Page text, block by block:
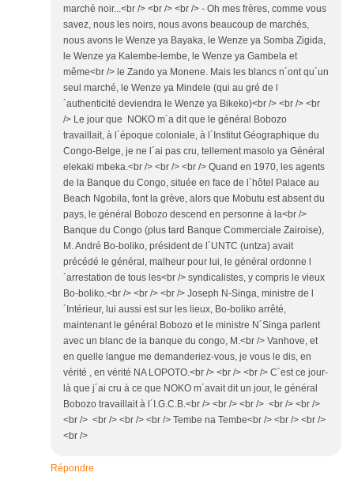
marché noir...<br /> <br /> <br /> - Oh mes frères, comme vous
savez, nous les noirs, nous avons beaucoup de marchés,
nous avons le Wenze ya Bayaka, le Wenze ya Somba Zigida,
le Wenze ya Kalembe-lembe, le Wenze ya Gambela et
même<br /> le Zando ya Monene. Mais les blancs n´ont qu´un
seul marché, le Wenze ya Mindele (qui au gré de l
´authenticité deviendra le Wenze ya Bikeko)<br /> <br /> <br
/> Le jour que NOKO m´a dit que le général Bobozo
travaillait, à l´époque coloniale, à l´Institut Géographique du
Congo-Belge, je ne l´ai pas cru, tellement masolo ya Général
elekaki mbeka.<br /> <br /> <br /> Quand en 1970, les agents
de la Banque du Congo, située en face de l´hôtel Palace au
Beach Ngobila, font la grève, alors que Mobutu est absent du
pays, le général Bobozo descend en personne à la<br />
Banque du Congo (plus tard Banque Commerciale Zairoise),
M. André Bo-boliko, président de l´UNTC (untza) avait
précédé le général, malheur pour lui, le général ordonne l
´arrestation de tous les<br /> syndicalistes, y compris le vieux
Bo-boliko.<br /> <br /> <br /> Joseph N-Singa, ministre de l
´Intérieur, lui aussi est sur les lieux, Bo-boliko arrêté,
maintenant le général Bobozo et le ministre N´Singa parlent
avec un blanc de la banque du congo, M.<br /> Vanhove, et
en quelle langue me demanderiez-vous, je vous le dis, en
vérité , en vérité NA LOPOTO.<br /> <br /> <br /> C´est ce jour-
là que j´ai cru à ce que NOKO m´avait dit un jour, le général
Bobozo travaillait à l´I.G.C.B.<br /> <br /> <br /> <br /> <br />
<br /> <br /> <br /> <br /> Tembe na Tembe<br /> <br /> <br />
<br />
Répondre